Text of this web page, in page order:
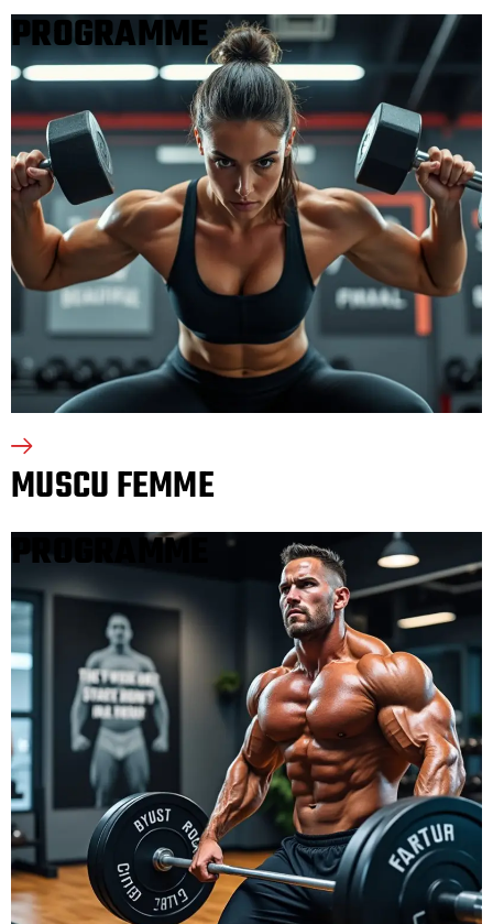
PROGRAMME
MUSCU FEMME
PROGRAMME